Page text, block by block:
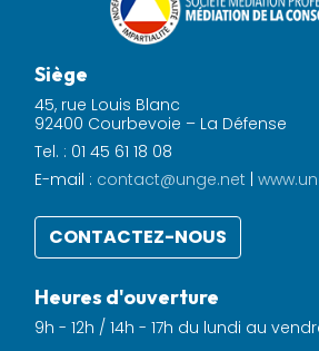
Siège
45, rue Louis Blanc
92400 Courbevoie – La Défense
Tel. : 01 45 61 18 08
E-mail : contact@unge.net |
CONTACTEZ-NOUS
Heures d'ouverture
9h - 12h / 14h - 17h du lundi au